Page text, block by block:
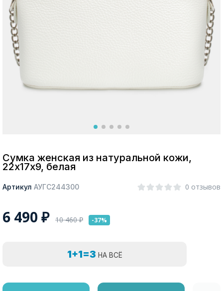
Да, все верно Изменить город
Сумка женская из натуральной кожи,
22х17х9, белая
Артикул АУГС244300 0 отзывов
6 490 ₽ 10 460₽ -37%
1+1=3 НА ВСЁ